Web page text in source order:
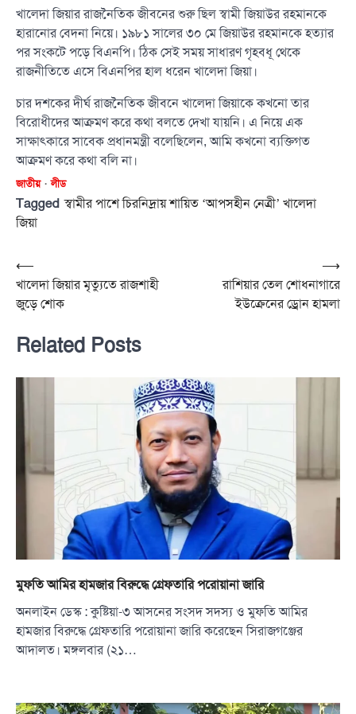
খালেদা জিয়ার রাজনৈতিক জীবনের শুরু ছিল স্বামী জিয়াউর রহমানকে
হারানোর বেদনা নিয়ে। ১৯৮১ সালের ৩০ মে জিয়াউর রহমানকে হত্যার
পর সংকটে পড়ে বিএনপি। ঠিক সেই সময় সাধারণ গৃহবধূ থেকে
রাজনীতিতে এসে বিএনপির হাল ধরেন খালেদা জিয়া।
চার দশকের দীর্ঘ রাজনৈতিক জীবনে খালেদা জিয়াকে কখনো তার
বিরোধীদের আক্রমণ করে কথা বলতে দেখা যায়নি। এ নিয়ে এক
সাক্ষাৎকারে সাবেক প্রধানমন্ত্রী বলেছিলেন, আমি কখনো ব্যক্তিগত
আক্রমণ করে কথা বলি না।
জাতীয় লীড
Taggedস্বামীর পাশে চিরনিদ্রায় শায়িত ‘আপসহীন নেত্রী’ খালেদা
জিয়া
Post
navigation
⟵
খালেদা জিয়ার মৃত্যুতে রাজশাহী
জুড়ে শোক
রাশিয়ার তেল শোধনাগারে
ইউক্রেনের ড্রোন হামলা
⟶
Related Posts
মুফতি আমির হামজার বিরুদ্ধে গ্রেফতারি পরোয়ানা জারি
অনলাইন ডেস্ক : কুষ্টিয়া-৩ আসনের সংসদ সদস্য ও মুফতি আমির
হামজার বিরুদ্ধে গ্রেফতারি পরোয়ানা জারি করেছেন সিরাজগঞ্জের
আদালত। মঙ্গলবার (২১…